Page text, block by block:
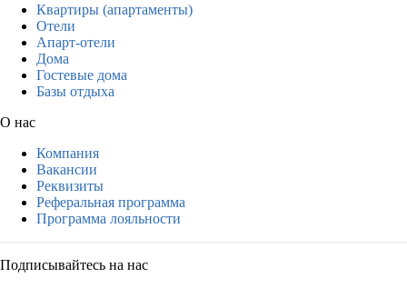
Квартиры (апартаменты)
Отели
Апарт-отели
Дома
Гостевые дома
Базы отдыха
О нас
Компания
Вакансии
Реквизиты
Реферальная программа
Программа лояльности
Подписывайтесь на нас